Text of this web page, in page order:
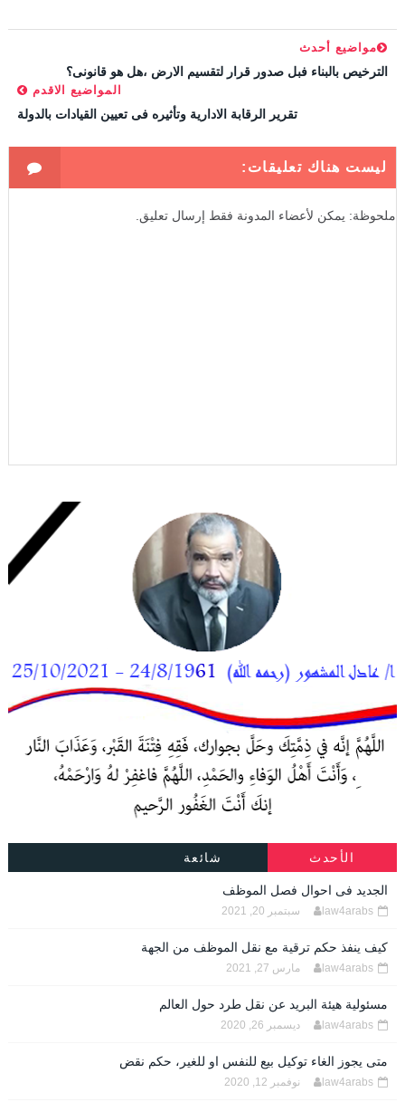
مواضيع أحدث
الترخيص بالبناء فبل صدور قرار لتقسيم الارض ،هل هو قانونى؟
المواضيع الاقدم
تقرير الرقابة الادارية وتأثيره فى تعيين القيادات بالدولة
ليست هناك تعليقات:
ملحوظة: يمكن لأعضاء المدونة فقط إرسال تعليق.
الأحدث شائعة
الجديد فى احوال فصل الموظف
law4arabs سبتمبر 20, 2021
كيف ينفذ حكم ترقية مع نقل الموظف من الجهة
law4arabs مارس 27, 2021
مسئولية هيئة البريد عن نقل طرد حول العالم
law4arabs ديسمبر 26, 2020
متى يجوز الغاء توكيل بيع للنفس او للغير، حكم نقض
law4arabs نوفمبر 12, 2020